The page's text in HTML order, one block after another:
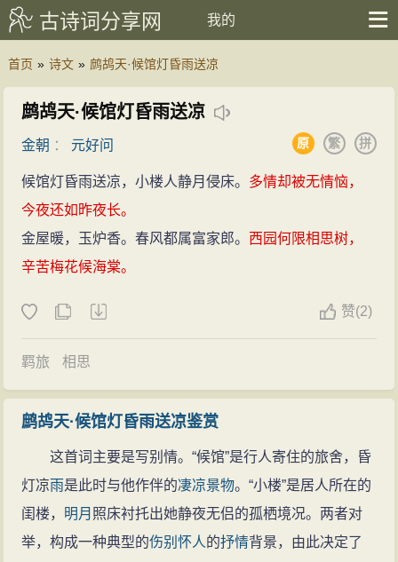
古诗词分享网 我的
首页 » 诗文 » 鹧鸪天·候馆灯昏雨送凉
鹧鸪天·候馆灯昏雨送凉
金朝 ： 元好问 拼
繁
原
候馆灯昏雨送凉，小楼人静月侵床。 多情却被无情恼，
今夜还如昨夜长。
金屋暖，玉炉香。春风都属富家郎。 西园何限相思树，
辛苦梅花候海棠。
赞(2)
羁旅 相思
鹧鸪天·候馆灯昏雨送凉鉴赏
这首词主要是写别情。“候馆”是行人寄住的旅舍，昏
灯凉雨是此时与他作伴的凄凉景物。“小楼”是居人所在的
闺楼， 明月 照床衬托出她静夜无侣的孤栖境况。两者对
举，构成一种典型的伤别怀人的抒情背景，由此决定了